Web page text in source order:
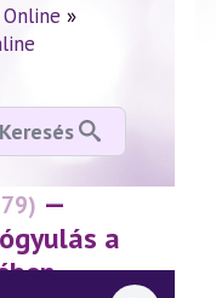
»
Keresés
—
a